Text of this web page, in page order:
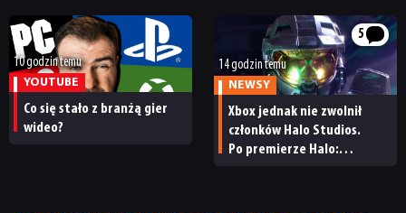
10 godzin temu
YOUTUBE
Co się stało z branżą gier
wideo?
5
14 godzin temu
NEWSY
Xbox jednak nie zwolnił
członków Halo Studios.
Po premierze Halo: